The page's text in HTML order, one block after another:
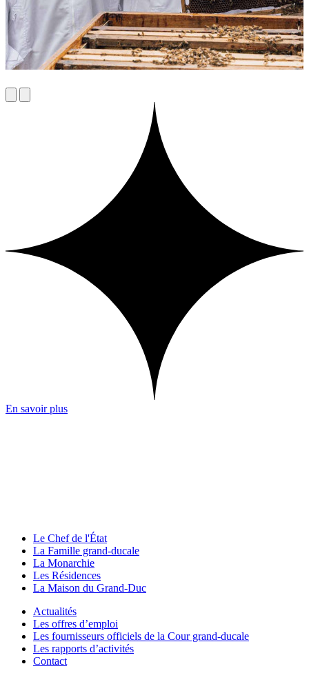
En savoir plus
Le Chef de l'État
La Famille grand-ducale
La Monarchie
Les Résidences
La Maison du Grand-Duc
Actualités
Les offres d’emploi
Les fournisseurs officiels de la Cour grand-ducale
Les rapports d’activités
Contact